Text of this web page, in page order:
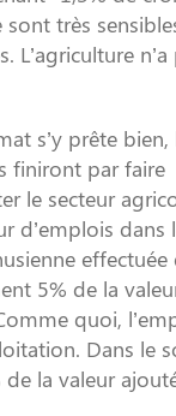
très
n’a
s’y prête bien,
finiront par faire
le secteur
d’emplois dans
effectuée
5% de la
quoi,
Dans le
la valeur